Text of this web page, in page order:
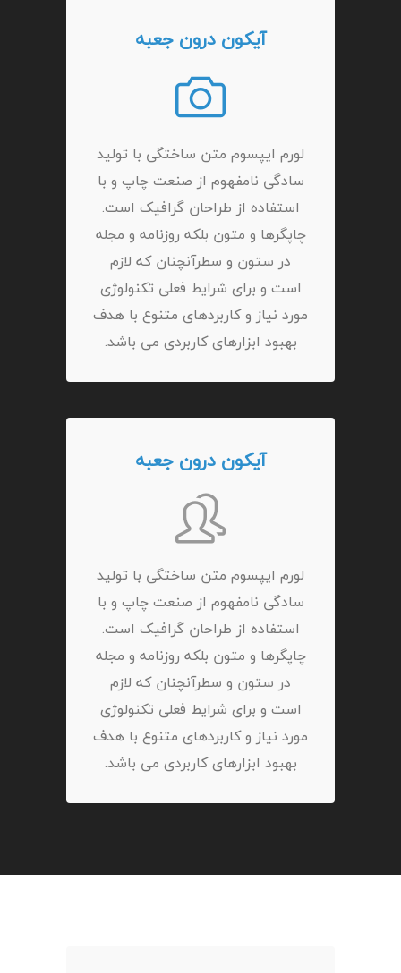
آیکون درون جعبه
لورم ایپسوم متن ساختگی با تولید
سادگی نامفهوم از صنعت چاپ و با
استفاده از طراحان گرافیک است.
چاپگرها و متون بلکه روزنامه و مجله
در ستون و سطرآنچنان که لازم
است و برای شرایط فعلی تکنولوژی
مورد نیاز و کاربردهای متنوع با هدف
بهبود ابزارهای کاربردی می باشد.
آیکون درون جعبه
لورم ایپسوم متن ساختگی با تولید
سادگی نامفهوم از صنعت چاپ و با
استفاده از طراحان گرافیک است.
چاپگرها و متون بلکه روزنامه و مجله
در ستون و سطرآنچنان که لازم
است و برای شرایط فعلی تکنولوژی
مورد نیاز و کاربردهای متنوع با هدف
بهبود ابزارهای کاربردی می باشد.